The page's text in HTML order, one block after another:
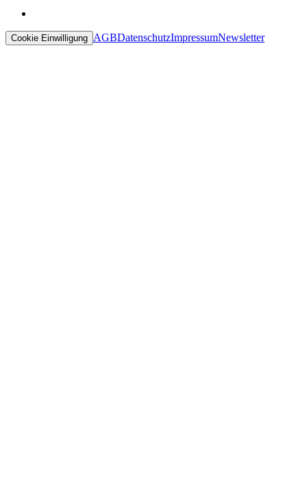
Cookie Einwilligung AGBDatenschutzImpressumNewsletter